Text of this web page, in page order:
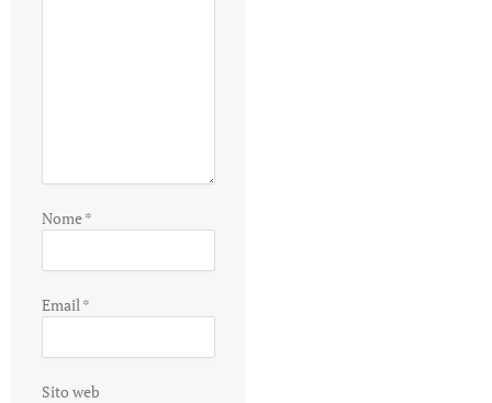
Nome*
Email*
Sito web